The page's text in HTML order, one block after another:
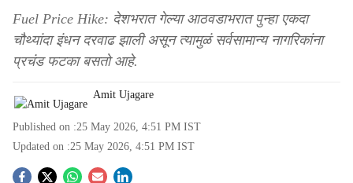
Fuel Price Hike: देशभरात गेल्या आठवडाभरात पुन्हा एकदा
चौथ्यांदा इंधन दरवाढ झाली असून त्यामुळं सर्वसामान्य नागरिकांना
प्रचंड फटका बसतो आहे.
Amit Ujagare
Published on :25 May 2026, 4:51 PM IST
Updated on :25 May 2026, 4:51 PM IST